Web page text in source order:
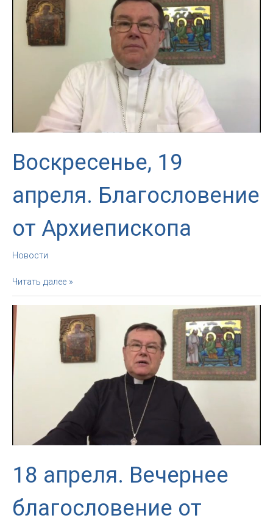
святым
составить
нам
компанию»
благословение
Архиепископа
Воскресенье, 19
апреля. Благословение
от Архиепископа
Новости
Воскресенье,
19
апреля.
Благословение
от
Архиепископа
Читать далее »
18 апреля. Вечернее
благословение от